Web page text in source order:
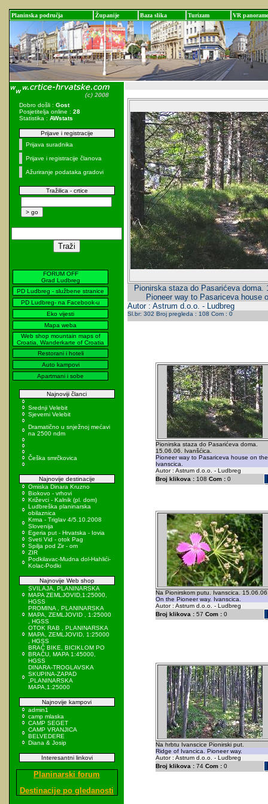
Planinska područja Županije Baza slika Turizam VR panorame
Dobro došli : Gost
Posjetitelja online : 28
Statistika : AWstats
Prijave i registracije
Prijava suradnika
Prijave i registracije članova
Ažuriranje podataka gradovi
Tražilica - crtice
FORUM OFF
Grad Ludbreg
PD Ludbreg - službene stranice
PD Ludbreg- na Facebook-u
Eko vijesti
Mapa weba
Web shop mountain maps of
Croatia, Wanderkarte of Croatia
Restorani i hoteli
Auto kampovi
Apartmani i sobe
Najnoviji članci
Srednji Velebit
Sjeverni Velebit
Dramatično u snježnoj mećavi
na 2500 ndm
Češka smrčkovica
Najnovije destinacije
Omiska Dinara Kruzno
Biokovo - vrhovi
Križevci - Kalnik (pl. dom)
Ludbreška planinarska
obilaznica
Krma - Triglav 4/5.10.2008
Slovenija
Egeria put - Hrvatska - Iovia
Sveti Vid - otok Pag
Spilja pod Zir - om
ZIR
Podkilavac-Mudna dol-Hahlići-
Kolac-Podki
Najnovije Web shop
SVILAJA, PLANINARSKA
MAPA ZEMLJOVID,1:25000,
HGSS
PROMINA , PLANINARSKA
MAPA, ZEMLJOVID , 1:25000
, HGSS
OTOK RAB , PLANINARSKA
MAPA, ZEMLJOVID, 1:25000
, HGSS
BRAČ BIKE, BICIKLOM PO
BRAČU, MAPA 1:45000,
HGSS
DINARA-TROGLAVSKA
SKUPINA-ZAPAD
,PLANINARSKA
MAPA,1:25000
Najnovije kampovi
admin1
camp mlaska
CAMP SEGET
CAMP VRANJICA
BELVEDERE
Diana & Josip
Interesantni linkovi
Planinarski forum
Destinacije po gledanosti
Pionirska staza do Pasarićeva doma.
Pioneer way to Pasariceva house
Autor : Astrum d.o.o. - Ludbreg
Sl.br: 302 Broj pregleda : 108 Com : 0
Pionirska staza do Pasarićeva doma.
15.06.06. Ivanšćica.
Pioneer way to Pasariceva house on the
Ivanscica.
Autor : Astrum d.o.o. - Ludbreg
Broj klikova :108 Com :0
Na Pionirskom putu. Ivanscica.
On the Pioneer way. Ivanscica.
Autor : Astrum d.o.o. - Ludbreg
Broj klikova :57 Com :0
Na hrbtu Ivanscice Pionirski put.
Ridge of Ivancica. Pioneer way.
Autor : Astrum d.o.o. - Ludbreg
Broj klikova :74 Com :0